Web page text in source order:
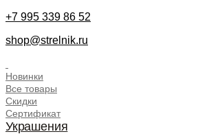
+7 995 339 86 52
shop@strelnik.ru
Новинки
Все товары
Скидки
Сертификат
Украшения